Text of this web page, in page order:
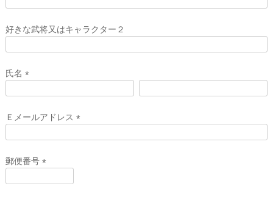
好きな武将又はキャラクター２
氏名
須
)
Ｅメールアドレス
郵便番号